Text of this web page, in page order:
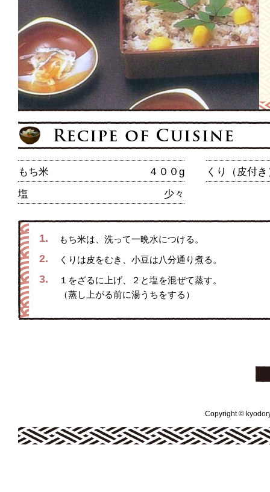
もち米 ４００g
くり（皮付き
塩
少々
1. もち米は、洗って一晩水につける。
2. くりは皮をむき、小豆は八分通り煮る。
3.
１をざるに上げ、２と塩を混ぜて蒸す。
（蒸し上がる前に湯うちをする）
Copyright ©